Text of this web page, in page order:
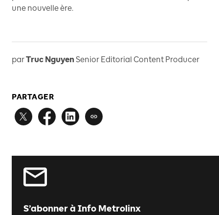
une nouvelle ère.
parTruc Nguyen Senior Editorial Content Producer
PARTAGER
S’abonner à Info Metrolinx